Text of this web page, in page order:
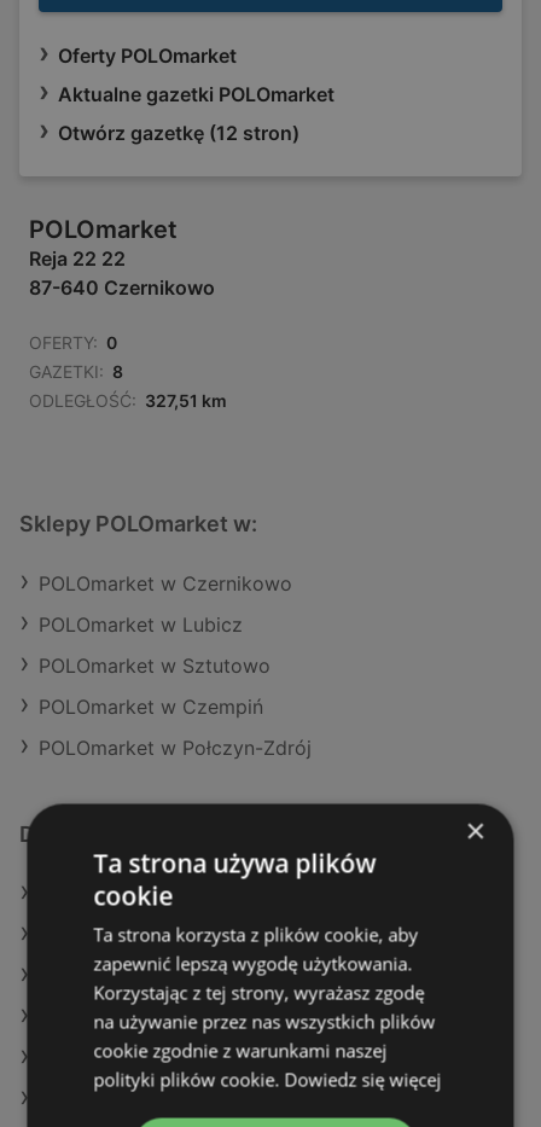
Oferty POLOmarket
Aktualne gazetki POLOmarket
Otwórz gazetkę (12 stron)
POLOmarket
Reja 22 22
87-640 Czernikowo
OFERTY: 0
GAZETKI: 8
ODLEGŁOŚĆ: 327,51 km
Sklepy POLOmarket w:
POLOmarket w Czernikowo
POLOmarket w Lubicz
POLOmarket w Sztutowo
POLOmarket w Czempiń
POLOmarket w Połczyn-Zdrój
Dodatkowe łącza
Oferty POLOmarket
Oferty Dino
Oferty Eurocash
Aktualne gazetki Stokrotka
Aktualne gazetki Eurocash
Aktualne gazetki Auchan
×
Ta strona używa plików
cookie
Ta strona korzysta z plików cookie, aby
zapewnić lepszą wygodę użytkowania.
Korzystając z tej strony, wyrażasz zgodę
na używanie przez nas wszystkich plików
cookie zgodnie z warunkami naszej
polityki plików cookie. Dowiedz się więcej